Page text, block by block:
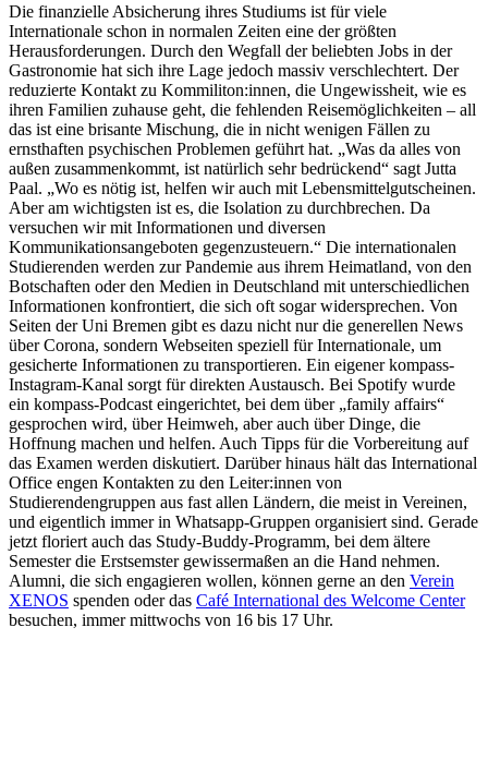
Die finanzielle Absicherung ihres Studiums ist für viele
Internationale schon in normalen Zeiten eine der größten
Herausforderungen. Durch den Wegfall der beliebten Jobs in der
Gastronomie hat sich ihre Lage jedoch massiv verschlechtert. Der
reduzierte Kontakt zu Kommiliton:innen, die Ungewissheit, wie es
ihren Familien zuhause geht, die fehlenden Reisemöglichkeiten – all
das ist eine brisante Mischung, die in nicht wenigen Fällen zu
ernsthaften psychischen Problemen geführt hat. „Was da alles von
außen zusammenkommt, ist natürlich sehr bedrückend“ sagt Jutta
Paal. „Wo es nötig ist, helfen wir auch mit Lebensmittelgutscheinen.
Aber am wichtigsten ist es, die Isolation zu durchbrechen. Da
versuchen wir mit Informationen und diversen
Kommunikationsangeboten gegenzusteuern.“ Die internationalen
Studierenden werden zur Pandemie aus ihrem Heimatland, von den
Botschaften oder den Medien in Deutschland mit unterschiedlichen
Informationen konfrontiert, die sich oft sogar widersprechen. Von
Seiten der Uni Bremen gibt es dazu nicht nur die generellen News
über Corona, sondern Webseiten speziell für Internationale, um
gesicherte Informationen zu transportieren. Ein eigener kompass-
Instagram-Kanal sorgt für direkten Austausch. Bei Spotify wurde
ein kompass-Podcast eingerichtet, bei dem über „family affairs“
gesprochen wird, über Heimweh, aber auch über Dinge, die
Hoffnung machen und helfen. Auch Tipps für die Vorbereitung auf
das Examen werden diskutiert. Darüber hinaus hält das International
Office engen Kontakten zu den Leiter:innen von
Studierendengruppen aus fast allen Ländern, die meist in Vereinen,
und eigentlich immer in Whatsapp-Gruppen organisiert sind. Gerade
jetzt floriert auch das Study-Buddy-Programm, bei dem ältere
Semester die Erstsemster gewissermaßen an die Hand nehmen.
Alumni, die sich engagieren wollen, können gerne an den Verein
XENOS spenden oder das Café International des Welcome Center
besuchen, immer mittwochs von 16 bis 17 Uhr.